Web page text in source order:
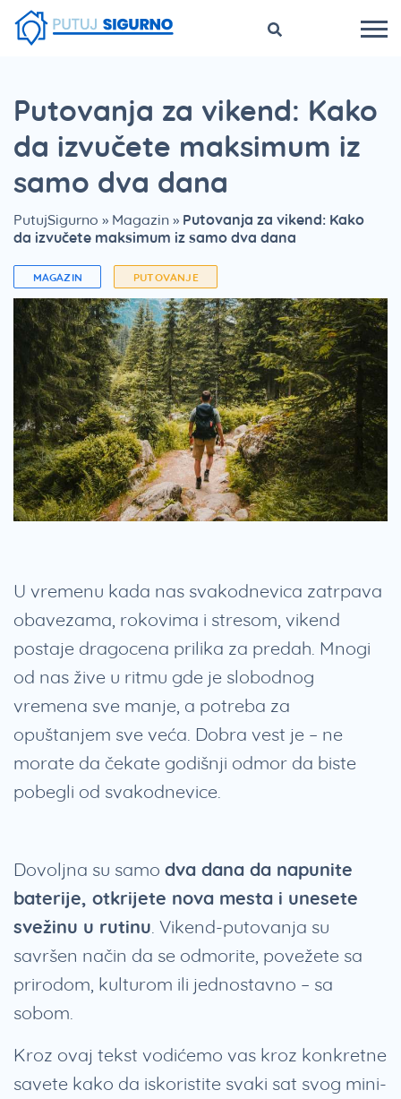
Putovanja za vikend: Kako
da izvučete maksimum iz
samo dva dana
PutujSigurno » Magazin » Putovanja za vikend: Kako
da izvučete maksimum iz samo dva dana
MAGAZIN PUTOVANJE
U vremenu kada nas svakodnevica zatrpava
obavezama, rokovima i stresom, vikend
postaje dragocena prilika za predah. Mnogi
od nas žive u ritmu gde je slobodnog
vremena sve manje, a potreba za
opuštanjem sve veća. Dobra vest je – ne
morate da čekate godišnji odmor da biste
pobegli od svakodnevice.
Dovoljna su samo dva dana da napunite
baterije, otkrijete nova mesta i unesete
svežinu u rutinu . Vikend-putovanja su
savršen način da se odmorite, povežete sa
prirodom, kulturom ili jednostavno – sa
sobom.
Kroz ovaj tekst vodićemo vas kroz konkretne
savete kako da iskoristite svaki sat svog mini-